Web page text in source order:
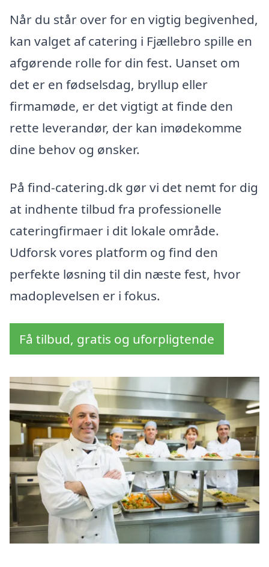
Når du står over for en vigtig begivenhed,
kan valget af catering i Fjællebro spille en
afgørende rolle for din fest. Uanset om
det er en fødselsdag, bryllup eller
firmamøde, er det vigtigt at finde den
rette leverandør, der kan imødekomme
dine behov og ønsker.
På find-catering.dk gør vi det nemt for dig
at indhente tilbud fra professionelle
cateringfirmaer i dit lokale område.
Udforsk vores platform og find den
perfekte løsning til din næste fest, hvor
madoplevelsen er i fokus.
Få tilbud, gratis og uforpligtende